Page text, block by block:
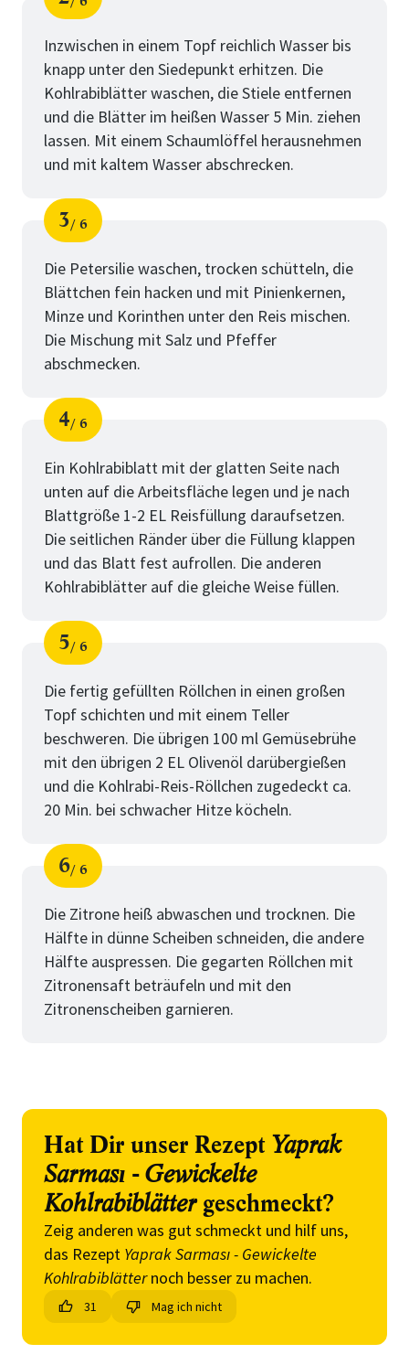
Schritt
von
Inzwischen in einem Topf reichlich Wasser bis
knapp unter den Siedepunkt erhitzen. Die
Kohlrabiblätter waschen, die Stiele entfernen
und die Blätter im heißen Wasser 5 Min. ziehen
lassen. Mit einem Schaumlöffel herausnehmen
und mit kaltem Wasser abschrecken.
Schritt
3
von
6
Die Petersilie waschen, trocken schütteln, die
Blättchen fein hacken und mit Pinienkernen,
Minze und Korinthen unter den Reis mischen.
Die Mischung mit Salz und Pfeffer
abschmecken.
Schritt
4
von
6
Ein Kohlrabiblatt mit der glatten Seite nach
unten auf die Arbeitsfläche legen und je nach
Blattgröße 1-2 EL Reisfüllung daraufsetzen.
Die seitlichen Ränder über die Füllung klappen
und das Blatt fest aufrollen. Die anderen
Kohlrabiblätter auf die gleiche Weise füllen.
Schritt
5
von
6
Die fertig gefüllten Röllchen in einen großen
Topf schichten und mit einem Teller
beschweren. Die übrigen 100 ml Gemüsebrühe
mit den übrigen 2 EL Olivenöl darübergießen
und die Kohlrabi-Reis-Röllchen zugedeckt ca.
20 Min. bei schwacher Hitze köcheln.
Schritt
6
von
6
Die Zitrone heiß abwaschen und trocknen. Die
Hälfte in dünne Scheiben schneiden, die andere
Hälfte auspressen. Die gegarten Röllchen mit
Zitronensaft beträufeln und mit den
Zitronenscheiben garnieren.
Hat Dir unser Rezept Yaprak
Sarması - Gewickelte
Kohlrabiblättergeschmeckt?
Zeig anderen was gut schmeckt und hilf uns,
das Rezept Yaprak Sarması - Gewickelte
Kohlrabiblätternoch besser zu machen.
31 Mag ich nicht